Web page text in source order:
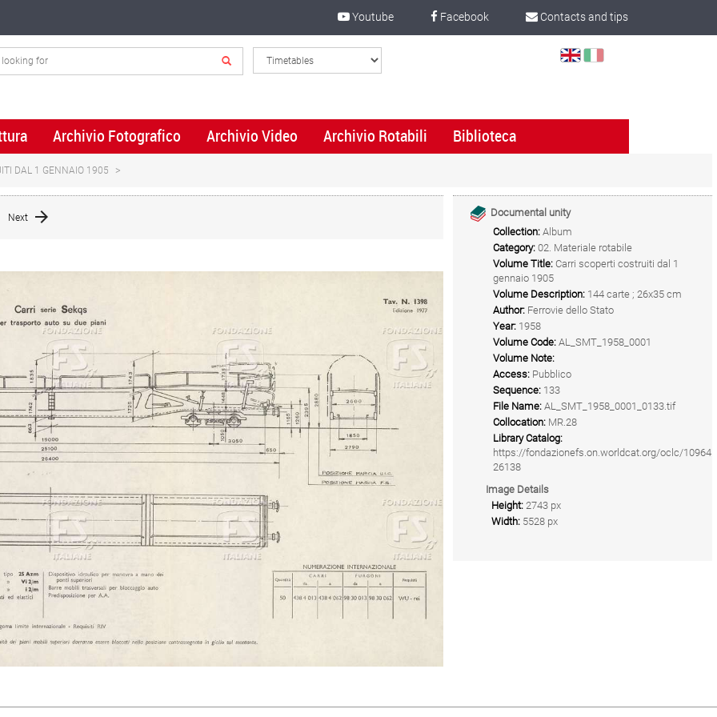
Contacts and tips
Facebook
Youtube
Select
Archivio Fotografico Archivio Video Archivio Rotabili Biblioteca
DAL 1 GENNAIO 1905
Next
Documental unity
Collection: Album
Category: 02. Materiale rotabile
Volume Title: Carri scoperti costruiti dal 1
gennaio 1905
Volume Description: 144 carte ; 26x35 cm
Author: Ferrovie dello Stato
Year: 1958
Volume Code: AL_SMT_1958_0001
Volume Note:
Access: Pubblico
Sequence: 133
File Name: AL_SMT_1958_0001_0133.tif
Collocation: MR.28
Library Catalog:
https://fondazionefs.on.worldcat.org/oclc/10964
26138
Image Details
Height: 2743 px
Width: 5528 px